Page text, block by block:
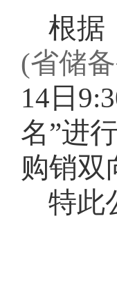
根据
(省储
14 日
名”进
购销双
特此